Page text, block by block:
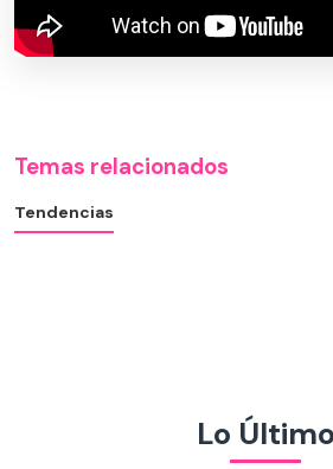
Temas relacionados
Tendencias
Lo Último